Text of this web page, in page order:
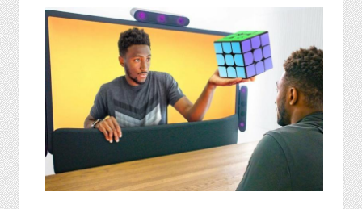
و
شهری
گاز
و
پتروشیمی
و
خودرو